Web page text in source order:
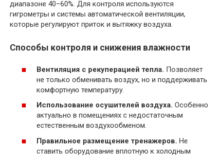
диапазоне 40–60%. Для контроля используются
гигрометры и системы автоматической вентиляции,
которые регулируют приток и вытяжку воздуха.
Способы контроля и снижения влажности
Вентиляция с рекуперацией тепла. Позволяет
не только обменивать воздух, но и поддерживать
комфортную температуру.
Использование осушителей воздуха. Особенно
актуально в помещениях с недостаточным
естественным воздухообменом.
Правильное размещение тренажеров. Не
ставить оборудование вплотную к холодным